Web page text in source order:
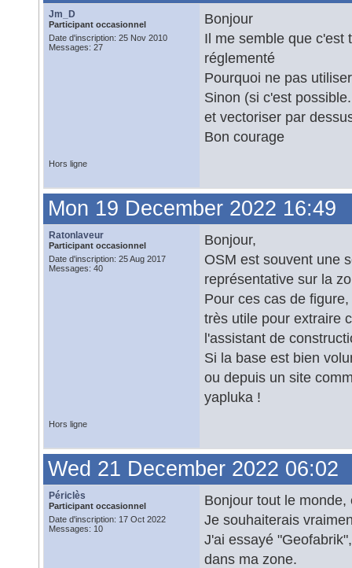
Jm_D
Participant occasionnel
Date d'inscription: 25 Nov 2010
Messages: 27
Bonjour
Il me semble que c'est
réglementé
Pourquoi ne pas
Sinon (si c'est
et vectoriser par
Bon courage
Hors ligne
Mon 19 December 2022 16:49
Ratonlaveur
Participant occasionnel
Date d'inscription: 25 Aug 2017
Messages: 40
Bonjour,
OSM est souvent une
représentative sur la
Pour ces cas de
très utile pour extraire
l'assistant de
Si la base est bien
ou depuis un site
yapluka !
Hors ligne
Wed 21 December 2022 06:02
Périclès
Participant occasionnel
Date d'inscription: 17 Oct 2022
Messages: 10
Bonjour tout le
Je souhaiterais
J'ai essayé
dans ma zone.